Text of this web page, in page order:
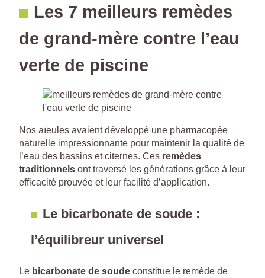
Les 7 meilleurs remèdes
de grand-mère contre l’eau
verte de piscine
Nos aïeules avaient développé une pharmacopée
naturelle impressionnante pour maintenir la qualité de
l’eau des bassins et citernes. Ces remèdes
traditionnels ont traversé les générations grâce à leur
efficacité prouvée et leur facilité d’application.
Le bicarbonate de soude :
l’équilibreur universel
Le bicarbonate de soude constitue le remède de